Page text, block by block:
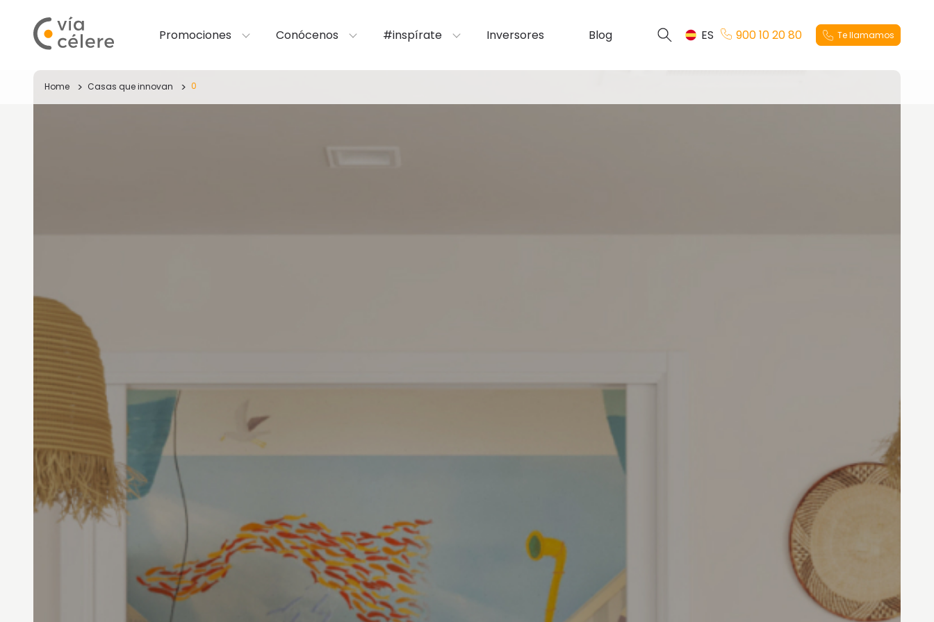
Promociones Conócenos #inspírate Inversores Blog ES 900 10 20 80 Te llamamos
Home Casas que innovan 0